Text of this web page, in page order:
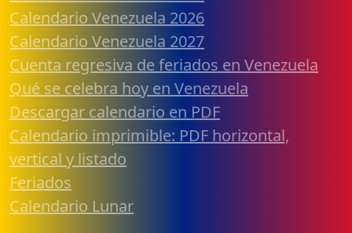
Calendario Venezuela 2026
Calendario Venezuela 2027
Cuenta regresiva de feriados en Venezuela
Qué se celebra hoy en Venezuela
Descargar calendario en PDF
Calendario imprimible: PDF horizontal,
vertical y listado
Feriados
Calendario Lunar